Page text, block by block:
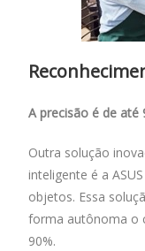
A precisão é de até
Outra solução
inteligente é a
objetos. Essa
forma autônoma o
90%.